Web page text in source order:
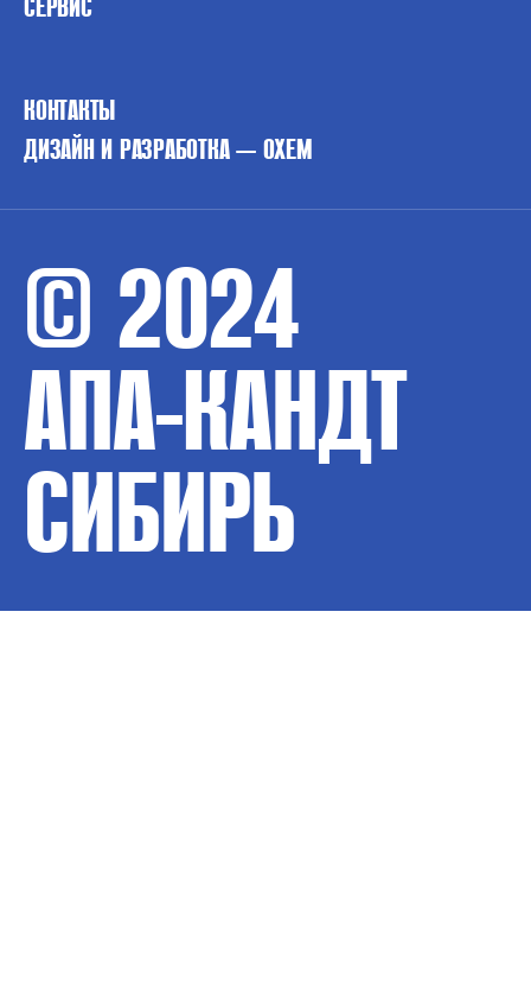
КОНТАКТЫ
ДИЗАЙН И РАЗРАБОТКА — OXEM
© 2024
АПА-КАНДТ
СИБИРЬ